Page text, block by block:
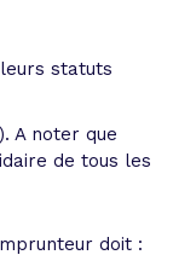
statuts
A noter que
de tous les
doit :